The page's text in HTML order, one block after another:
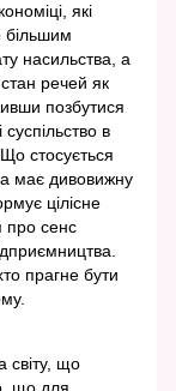
які
більшим
насильства, а
речей як
позбутися
в
стосується
має дивовижну
цілісне
про сенс
прагне бути
світу, що